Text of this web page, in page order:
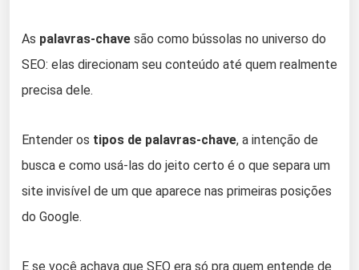
As palavras-chave são como bússolas no universo do
SEO: elas direcionam seu conteúdo até quem realmente
precisa dele.
Entender os tipos de palavras-chave, a intenção de
busca e como usá-las do jeito certo é o que separa um
site invisível de um que aparece nas primeiras posições
do Google.
E se você achava que SEO era só pra quem entende de